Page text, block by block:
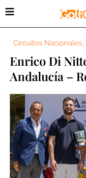
Circuitos Nacionales,
Enrico Di
Andalucía –